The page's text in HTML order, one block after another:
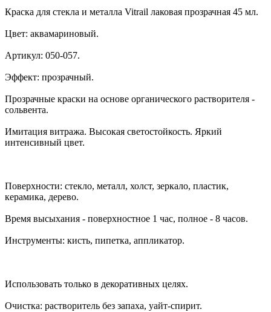
Краска для стекла и металла Vitrail лаковая прозрачная 45 мл.
Цвет: аквамариновый.
Артикул: 050-057.
Эффект: прозрачный.
Прозрачные краски на основе органического растворителя -
сольвента.
Имитация витража. Высокая светостойкость. Яркий
интенсивный цвет.
Поверхности: стекло, металл, холст, зеркало, пластик,
керамика, дерево.
Время высыхания - поверхностное 1 час, полное - 8 часов.
Инструменты: кисть, пипетка, аппликатор.
Использовать только в декоративных целях.
Очистка: растворитель без запаха, уайт-спирит.